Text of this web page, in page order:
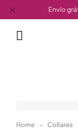
Envío
✕
Home - Collares